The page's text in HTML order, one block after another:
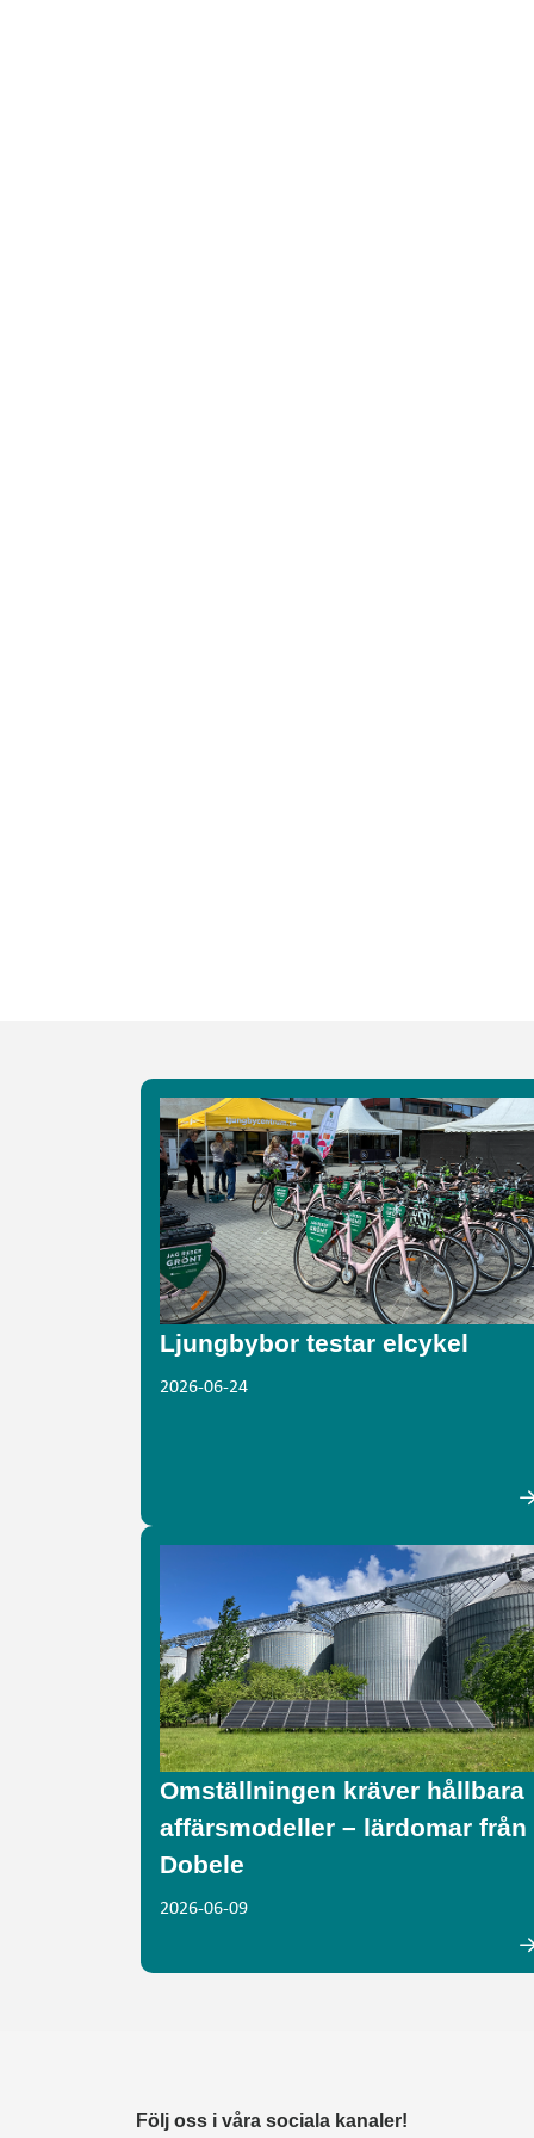
Ljungbybor testar elcykel
2026-06-24
Omställningen kräver hållbara
affärsmodeller – lärdomar från
Dobele
2026-06-09
Följ oss i våra sociala kanaler!